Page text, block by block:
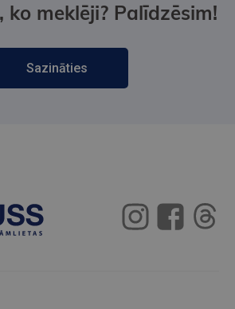
ko meklēji? Palīdzēsim!
Sazināties